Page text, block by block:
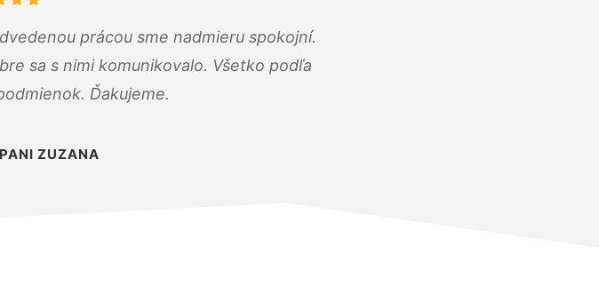
prácou sme nadmieru spokojní.
sa s nimi komunikovalo. Všetko podľa
Ďakujeme.
ZUZANA